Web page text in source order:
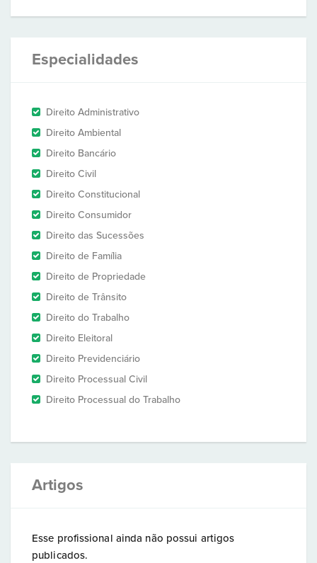
Especialidades
Direito Administrativo
Direito Ambiental
Direito Bancário
Direito Civil
Direito Constitucional
Direito Consumidor
Direito das Sucessões
Direito de Família
Direito de Propriedade
Direito de Trânsito
Direito do Trabalho
Direito Eleitoral
Direito Previdenciário
Direito Processual Civil
Direito Processual do Trabalho
Artigos
Esse profissional ainda não possui artigos
publicados.